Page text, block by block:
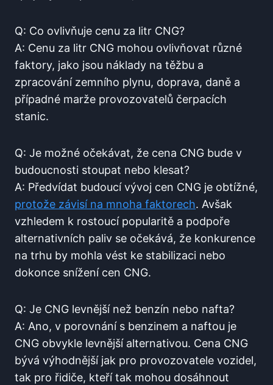
Q: Co ovlivňuje cenu za litr CNG?
A: Cenu za litr CNG mohou ovlivňovat různé
faktory, jako jsou náklady na těžbu a
zpracování zemního plynu, doprava, daně a
případné marže provozovatelů čerpacích
stanic.
Q: Je možné očekávat, že cena CNG bude v
budoucnosti stoupat nebo klesat?
A: Předvídat budoucí vývoj cen CNG je obtížné,
protože závisí na mnoha faktorech. Avšak
vzhledem k rostoucí popularitě a podpoře
alternativních paliv se očekává, že konkurence
na trhu by mohla vést ke stabilizaci nebo
dokonce snížení cen CNG.
Q: Je CNG levnější než benzín nebo nafta?
A: Ano, v porovnání s benzinem a naftou je
CNG obvykle levnější alternativou. Cena CNG
bývá výhodnější jak pro provozovatele vozidel,
tak pro řidiče, kteří tak mohou dosáhnout